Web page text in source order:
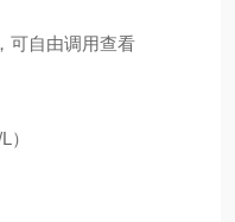
可自由调用查看
）